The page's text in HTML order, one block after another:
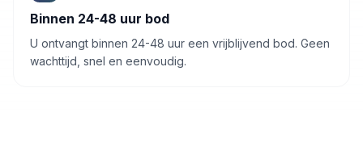
Binnen 24-48 uur bod
U ontvangt binnen 24-48 uur een vrijblijvend bod. Geen
wachttijd, snel en eenvoudig.